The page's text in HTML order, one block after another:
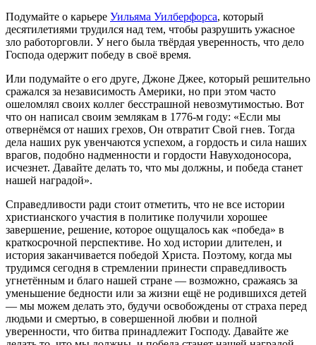
Подумайте о карьере Уильяма Уилберфорса, который
десятилетиями трудился над тем, чтобы разрушить ужасное
зло работорговли. У него была твёрдая уверенность, что дело
Господа одержит победу в своё время.
Или подумайте о его друге, Джоне Джее, который решительно
сражался за независимость Америки, но при этом часто
ошеломлял своих коллег бесстрашной невозмутимостью. Вот
что он написал своим землякам в 1776-м году: «Если мы
отвернёмся от наших грехов, Он отвратит Свой гнев. Тогда
дела наших рук увенчаются успехом, а гордость и сила наших
врагов, подобно надменности и гордости Навуходоносора,
исчезнет. Давайте делать то, что мы должны, и победа станет
нашей наградой».
Справедливости ради стоит отметить, что не все истории
христианского участия в политике получили хорошее
завершение, решение, которое ощущалось как «победа» в
краткосрочной перспективе. Но ход истории длителен, и
история заканчивается победой Христа. Поэтому, когда мы
трудимся сегодня в стремлении принести справедливость
угнетённым и благо нашей стране — возможно, сражаясь за
уменьшение бедности или за жизни ещё не родившихся детей
— мы можем делать это, будучи освобождены от страха перед
людьми и смертью, в совершенной любви и полной
уверенности, что битва принадлежит Господу. Давайте же